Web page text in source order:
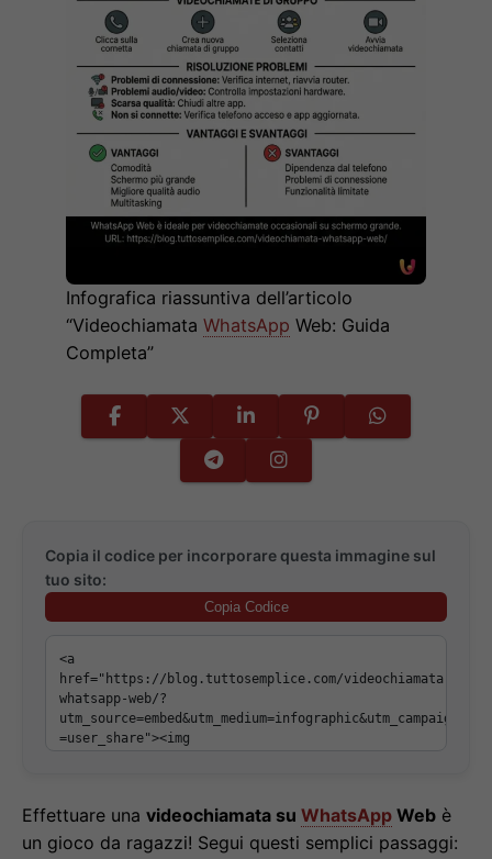
Infografica riassuntiva dell’articolo
“Videochiamata WhatsApp Web: Guida
Completa”
Copia il codice per incorporare questa immagine sul
tuo sito:
Copia Codice
Effettuare una videochiamata su WhatsApp Web è
un gioco da ragazzi! Segui questi semplici passaggi: